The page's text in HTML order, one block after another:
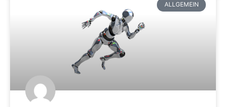
ALLGEMEIN